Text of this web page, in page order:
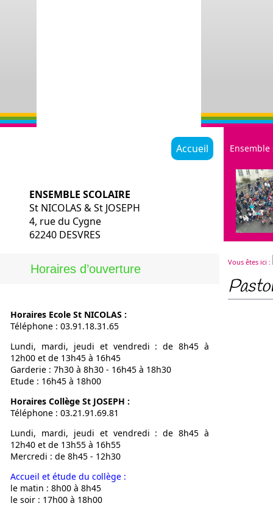
Accueil
ENSEMBLE SCOLAIRE
St NICOLAS & St JOSEPH
4, rue du Cygne
62240 DESVRES
Historique
Notre
Calendrier
Horaires d’ouverture
Horaires Ecole St NICOLAS :
Téléphone : 03.91.18.31.65
Lundi, mardi, jeudi et vendredi : de 8h45 à
12h00 et de 13h45 à 16h45
Garderie : 7h30 à 8h30 - 16h45 à 18h30
Etude : 16h45 à 18h00
Horaires Collège St JOSEPH :
Téléphone : 03.21.91.69.81
Lundi, mardi, jeudi et vendredi : de 8h45 à
12h40 et de 13h55 à 16h55
Mercredi : de 8h45 - 12h30
Accueil et étude du collège :
le matin : 8h00 à 8h45
le soir : 17h00 à 18h00
Vous êtes ici :